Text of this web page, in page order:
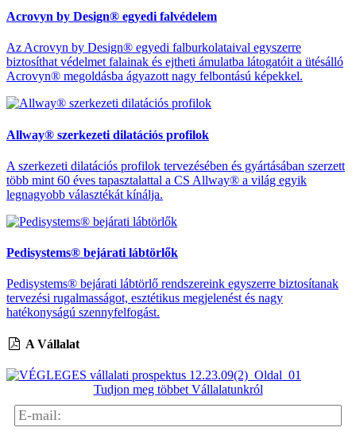
Acrovyn by Design® egyedi falvédelem
Az Acrovyn by Design® egyedi falburkolataival egyszerre
biztosíthat védelmet falainak és ejtheti ámulatba látogatóit a ütésálló
Acrovyn® megoldásba ágyazott nagy felbontású képekkel.
Allway® szerkezeti dilatációs profilok
A szerkezeti dilatációs profilok tervezésében és gyártásában szerzett
több mint 60 éves tapasztalattal a CS Allway® a világ egyik
legnagyobb választékát kínálja.
Pedisystems® bejárati lábtörlők
Pedisystems® bejárati lábtörlő rendszereink egyszerre biztosítanak
tervezési rugalmasságot, esztétikus megjelenést és nagy
hatékonyságú szennyfelfogást.
A Vállalat
Tudjon meg többet Vállalatunkról